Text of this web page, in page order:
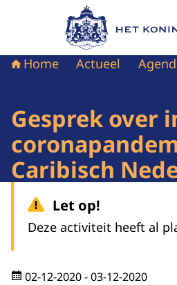
Naar de homepage
Home Actueel
Gesprek over
Caribisch
Let op!
Deze activiteit heeft al
02-12-2020- 03-12-2020